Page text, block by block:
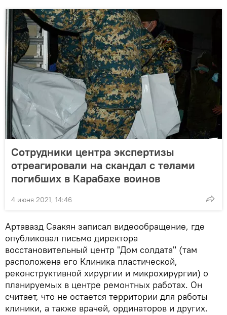
Сотрудники центра экспертизы
отреагировали на скандал с телами
погибших в Карабахе воинов
4 июня 2021, 14:46
Артавазд Саакян записал видеообращение, где
опубликовал письмо директора
восстановительный центр "Дом солдата" (там
расположена его Клиника пластической,
реконструктивной хирургии и микрохирургии) о
планируемых в центре ремонтных работах. Он
считает, что не остается территории для работы
клиники, а также врачей, ординаторов и других.